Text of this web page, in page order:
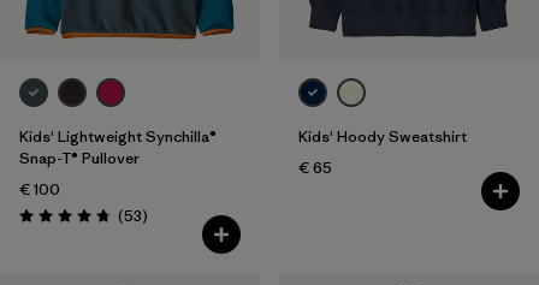
Kids' Lightweight Synchilla®
Snap-T® Pullover
€ 100
Bewertung: 4.8 / 5
(53Rezensionen
)
Kids' Hoody Sweatshirt
€ 65